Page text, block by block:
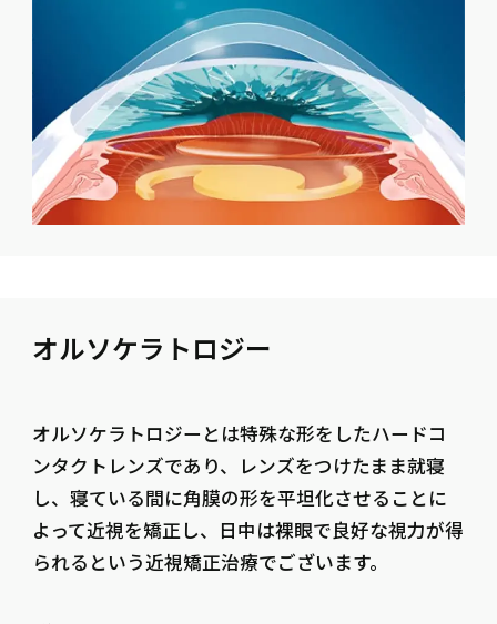
オルソケラトロジー
オルソケラトロジーとは特殊な形をしたハードコ
ンタクトレンズであり、レンズをつけたまま就寝
し、寝ている間に角膜の形を平坦化させることに
よって近視を矯正し、日中は裸眼で良好な視力が得
られるという近視矯正治療でございます。